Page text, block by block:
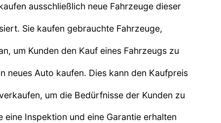
ausschließlich neue Fahrzeuge dieser
Sie kaufen gebrauchte Fahrzeuge,
um Kunden den Kauf eines Fahrzeugs zu
neues Auto kaufen. Dies kann den Kaufpreis
um die Bedürfnisse der Kunden zu
Inspektion und eine Garantie erhalten